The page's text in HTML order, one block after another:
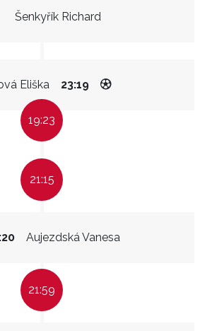
Šenkyřík Richard
Eliška 23:19
19:23
21:15
Aujezdská Vanesa
21:59